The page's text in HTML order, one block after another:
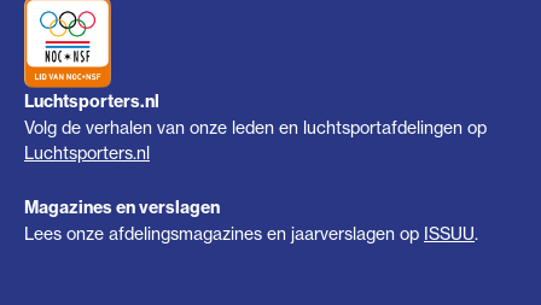
Luchtsporters.nl
Volg de verhalen van onze leden en luchtsportafdelingen op
Luchtsporters.nl
Magazines en verslagen
Lees onze afdelingsmagazines en jaarverslagen op ISSUU.